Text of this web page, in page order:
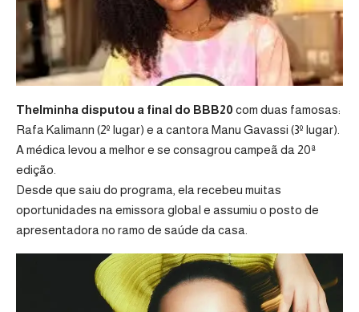
Thelminha disputou a final do BBB20 com duas famosas:
Rafa Kalimann (2º lugar) e a cantora Manu Gavassi (3º lugar).
A médica levou a melhor e se consagrou campeã da 20ª
edição.
Desde que saiu do programa, ela recebeu muitas
oportunidades na emissora global e assumiu o posto de
apresentadora no ramo de saúde da casa.